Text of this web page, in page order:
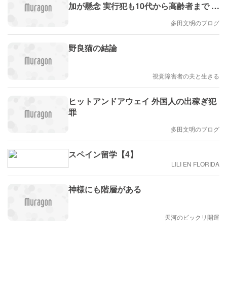
加が懸念 実行犯も10代から高齢者まで 在
多田文明のブログ
野良猫の結論
視覚障害者の夫と生きる
ヒットアンドアウェイ 外国人の出稼ぎ犯
罪
多田文明のブログ
スペイン留学【4】
LILI EN FLORIDA
神様にも階層がある
天河のビックリ開運